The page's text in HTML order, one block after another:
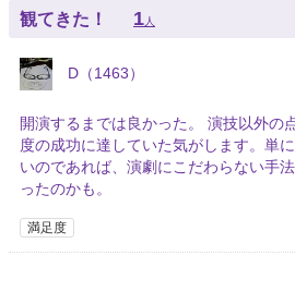
観てきた！ 1 人
D（1463）
開演するまでは良かった。 演技以外の
度の成功に達していた気がします。単
いのであれば、演劇にこだわらない手
ったのかも。
満足度